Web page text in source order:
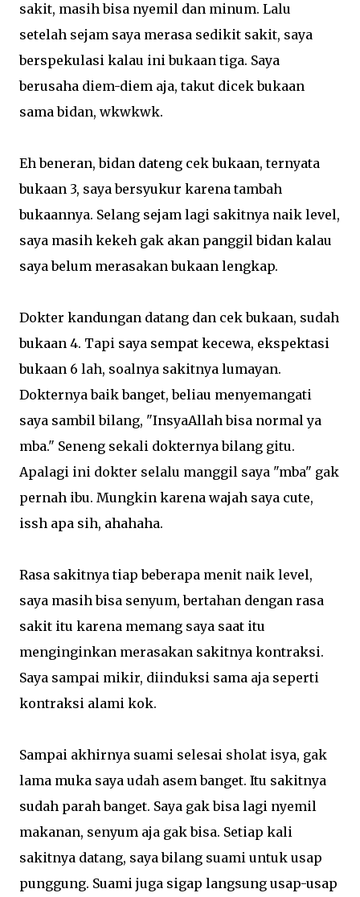
sakit, masih bisa nyemil dan minum. Lalu
setelah sejam saya merasa sedikit sakit, saya
berspekulasi kalau ini bukaan tiga. Saya
berusaha diem-diem aja, takut dicek bukaan
sama bidan, wkwkwk.
Eh beneran, bidan dateng cek bukaan, ternyata
bukaan 3, saya bersyukur karena tambah
bukaannya. Selang sejam lagi sakitnya naik level,
saya masih kekeh gak akan panggil bidan kalau
saya belum merasakan bukaan lengkap.
Dokter kandungan datang dan cek bukaan, sudah
bukaan 4. Tapi saya sempat kecewa, ekspektasi
bukaan 6 lah, soalnya sakitnya lumayan.
Dokternya baik banget, beliau menyemangati
saya sambil bilang, "InsyaAllah bisa normal ya
mba." Seneng sekali dokternya bilang gitu.
Apalagi ini dokter selalu manggil saya "mba" gak
pernah ibu. Mungkin karena wajah saya cute,
issh apa sih, ahahaha.
Rasa sakitnya tiap beberapa menit naik level,
saya masih bisa senyum, bertahan dengan rasa
sakit itu karena memang saya saat itu
menginginkan merasakan sakitnya kontraksi.
Saya sampai mikir, diinduksi sama aja seperti
kontraksi alami kok.
Sampai akhirnya suami selesai sholat isya, gak
lama muka saya udah asem banget. Itu sakitnya
sudah parah banget. Saya gak bisa lagi nyemil
makanan, senyum aja gak bisa. Setiap kali
sakitnya datang, saya bilang suami untuk usap
punggung. Suami juga sigap langsung usap-usap